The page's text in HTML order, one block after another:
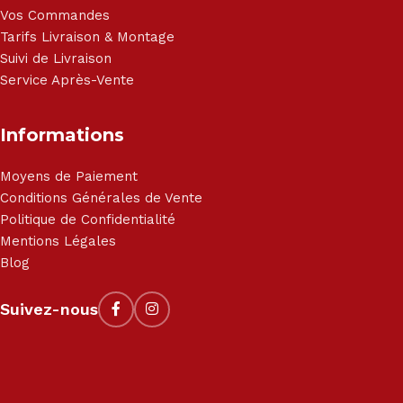
Vos Commandes
Tarifs Livraison & Montage
Suivi de Livraison
Service Après-Vente
Informations
Moyens de Paiement
Conditions Générales de Vente
Politique de Confidentialité
Mentions Légales
Blog
Suivez-nous